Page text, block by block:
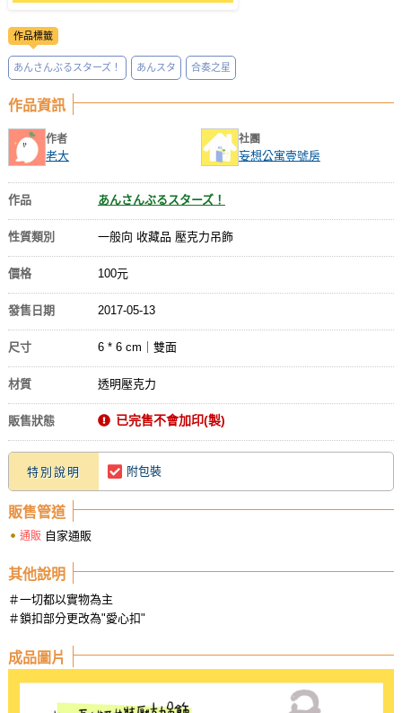
作品標籤
あんさんぶるスターズ！ あんスタ 合奏之星
作品資訊
作者
老大
社團
妄想公寓壹號房
作品 あんさんぶるスターズ！
性質類別 一般向 收藏品 壓克力吊飾
價格 100元
發售日期 2017-05-13
尺寸 6 * 6 cm｜雙面
材質 透明壓克力
販售狀態 已完售不會加印(製)
特別說明 附包裝
販售管道
通販自家通販
其他說明
＃一切都以實物為主
＃鎖扣部分更改為"愛心扣"
成品圖片